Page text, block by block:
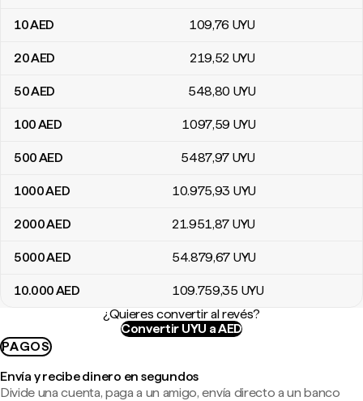
10AED 109,76 UYU
20AED 219,52 UYU
50AED 548,80 UYU
100AED 1097,59 UYU
500AED 5487,97 UYU
1000AED 10.975,93 UYU
2000AED 21.951,87 UYU
5000AED 54.879,67 UYU
10.000AED 109.759,35 UYU
¿Quieres convertir al revés?
Convertir UYU a AED
PAGOS
Envía y recibe dinero en segundos
Divide una cuenta, paga a un amigo, envía directo a un banco